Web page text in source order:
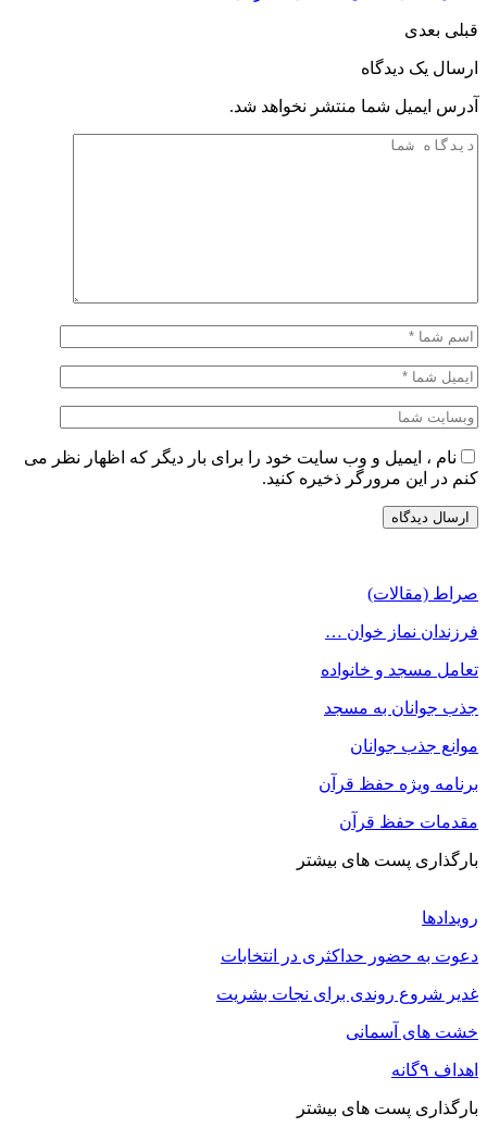
قبلی بعدی
ارسال یک دیدگاه
آدرس ایمیل شما منتشر نخواهد شد.
نام ، ایمیل و وب سایت خود را برای بار دیگر که اظهار نظر می
کنم در این مرورگر ذخیره کنید.
صراط (مقالات)
فرزندان نماز خوان …
تعامل مسجد و خانواده
جذب جوانان به مسجد
موانع جذب جوانان
برنامه ویژه حفظ قرآن
مقدمات حفظ قرآن
بارگذاری پست های بیشتر
رویدادها
دعوت به حضور حداکثری در انتخابات
غدیر شروع روندی برای نجات بشریت
خشت های آسمانی
اهداف ۹گانه
بارگذاری پست های بیشتر